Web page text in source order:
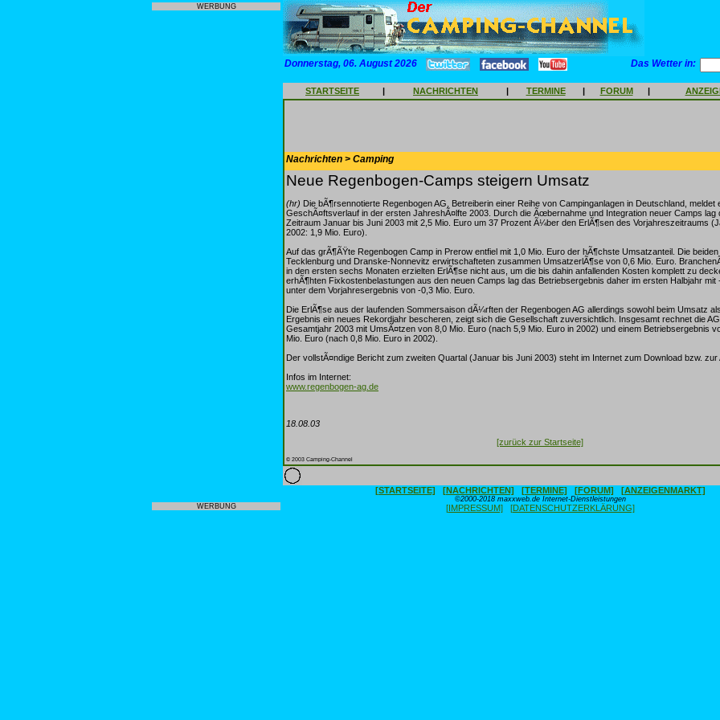
WERBUNG
WERBUNG
Donnerstag, 06. August 2026 Das Wetter in:
STARTSEITE | NACHRICHTEN | TERMINE | FORUM |
Nachrichten > Camping
Neue Regenbogen-Camps steigern Umsatz
(hr) Die bÃ¶rsennotierte Regenbogen AG, Betreiberin einer Reihe von Campinganlagen in Deutschland, meldet
GeschÃ¤ftsverlauf in der ersten JahreshÃ¤lfte 2003. Durch die Ãœbernahme und Integration neuer Camps lag
Zeitraum Januar bis Juni 2003 mit 2,5 Mio. Euro um 37 Prozent Ã¼ber den ErlÃ¶sen des Vorjahreszeitraums
2002: 1,9 Mio. Euro).
Auf das grÃ¶ÃŸte Regenbogen Camp in Prerow entfiel mit 1,0 Mio. Euro der hÃ¶chste Umsatzanteil. Die
Tecklenburg und Dranske-Nonnevitz erwirtschafteten zusammen UmsatzerlÃ¶se von 0,6 Mio. Euro.
in den ersten sechs Monaten erzielten ErlÃ¶se nicht aus, um die bis dahin anfallenden Kosten komplett zu
erhÃ¶hten Fixkostenbelastungen aus den neuen Camps lag das Betriebsergebnis daher im ersten Halbjahr mit
unter dem Vorjahresergebnis von -0,3 Mio. Euro.
Die ErlÃ¶se aus der laufenden Sommersaison dÃ¼rften der Regenbogen AG allerdings sowohl beim Umsatz
Ergebnis ein neues Rekordjahr bescheren, zeigt sich die Gesellschaft zuversichtlich. Insgesamt rechnet die
Gesamtjahr 2003 mit UmsÃ¤tzen von 8,0 Mio. Euro (nach 5,9 Mio. Euro in 2002) und einem Betriebsergebnis
Mio. Euro (nach 0,8 Mio. Euro in 2002).
Der vollstÃ¤ndige Bericht zum zweiten Quartal (Januar bis Juni 2003) steht im Internet zum Download bzw. zur
Infos im Internet:
www.regenbogen-ag.de
18.08.03
[zurück zur Startseite]
© 2003 Camping-Channel
[STARTSEITE] [NACHRICHTEN] [TERMINE] [FORUM] [ANZEIGENMARKT]
©2000-2018 maxxweb.de Internet-Dienstleistungen
[IMPRESSUM] [DATENSCHUTZERKLÄRUNG]